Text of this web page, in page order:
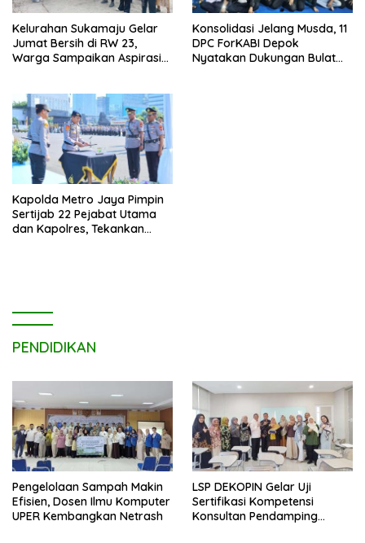
Kelurahan Sukamaju Gelar
Jumat Bersih di RW 23,
Warga Sampaikan Aspirasi
Konsolidasi Jelang Musda, 11
DPC ForKABI Depok
Nyatakan Dukungan Bulat
Kapolda Metro Jaya Pimpin
Sertijab 22 Pejabat Utama
dan Kapolres, Tekankan
PENDIDIKAN
Pengelolaan Sampah Makin
Efisien, Dosen Ilmu Komputer
UPER Kembangkan Netrash
LSP DEKOPIN Gelar Uji
Sertifikasi Kompetensi
Konsultan Pendamping